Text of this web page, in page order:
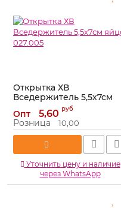
Открытка ХВ
Вседержитель 5,5х7см
яйцо 027.005
Артикул: 027.005
Опт 5,60 руб
Розница 10,00
Уточнить цену и наличие
через WhatsApp